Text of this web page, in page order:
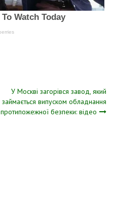
У Москві загорівся завод, який
займається випуском обладнання
протипожежної безпеки: відео